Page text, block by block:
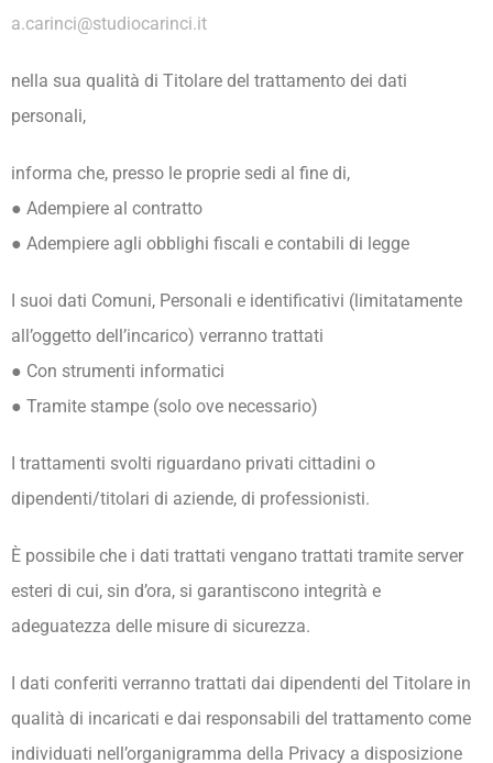
a.carinci@studiocarinci.it
nella sua qualità di Titolare del trattamento dei dati
personali,
informa che, presso le proprie sedi al fine di,
● Adempiere al contratto
● Adempiere agli obblighi fiscali e contabili di legge
I suoi dati Comuni, Personali e identificativi (limitatamente
all’oggetto dell’incarico) verranno trattati
● Con strumenti informatici
● Tramite stampe (solo ove necessario)
I trattamenti svolti riguardano privati cittadini o
dipendenti/titolari di aziende, di professionisti.
È possibile che i dati trattati vengano trattati tramite server
esteri di cui, sin d’ora, si garantiscono integrità e
adeguatezza delle misure di sicurezza.
I dati conferiti verranno trattati dai dipendenti del Titolare in
qualità di incaricati e dai responsabili del trattamento come
individuati nell’organigramma della Privacy a disposizione